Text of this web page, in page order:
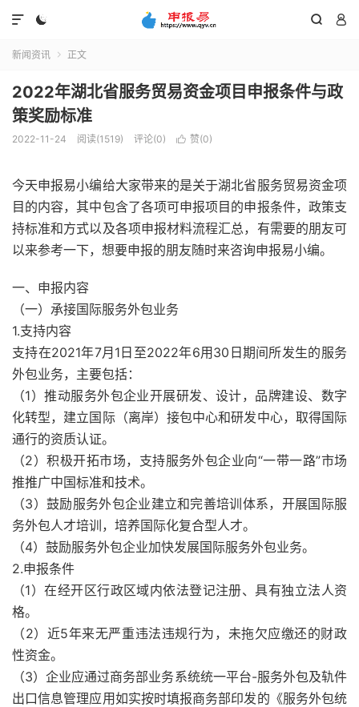
  

新闻资讯  正文
2022年湖北省服务贸易资金项目申报条件与政
策奖励标准
2022-11-24 阅读(1519) 评论(0)  赞(0)
今天申报易小编给大家带来的是关于湖北省服务贸易资金项
目的内容，其中包含了各项可申报项目的申报条件，政策支
持标准和方式以及各项申报材料流程汇总，有需要的朋友可
以来参考一下，想要申报的朋友随时来咨询申报易小编。
一、申报内容
（一）承接国际服务外包业务
1.支持内容
支持在2021年7月1日至2022年6用30日期间所发生的服务
外包业务，主要包括：
（1）推动服务外包企业开展研发、设计，品牌建设、数字
化转型，建立国际（离岸）接包中心和研发中心，取得国际
通行的资质认证。
（2）积极开拓市场，支持服务外包企业向“一带一路”市场
推推广中国标准和技术。
（3）鼓励服务外包企业建立和完善培训体系，开展国际服
务外包人才培训，培养国际化复合型人才。
（4）鼓励服务外包企业加快发展国际服务外包业务。
2.申报条件
（1）在经开区行政区域内依法登记注册、具有独立法人资
格。
（2）近5年来无严重违法违规行为，未拖欠应缴还的财政
性资金。
（3）企业应通过商务部业务系统统一平台-服务外包及轨件
出口信息管理应用如实按时填报商务部印发的《服务外包统